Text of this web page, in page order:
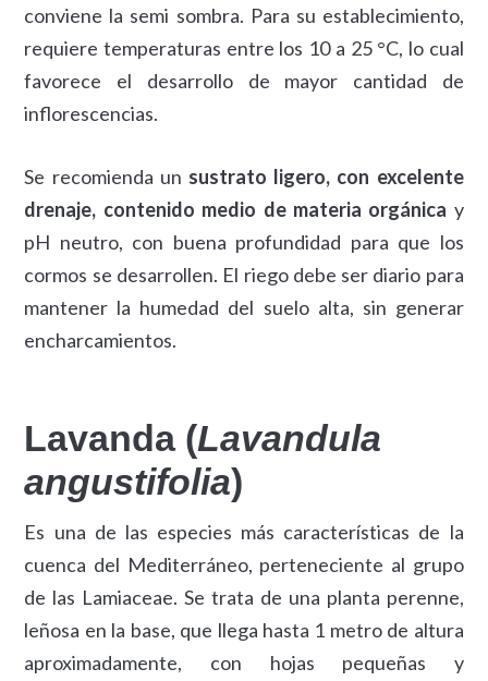
conviene la semi sombra. Para su establecimiento,
requiere temperaturas entre los 10 a 25 °C, lo cual
favorece el desarrollo de mayor cantidad de
inflorescencias.
Se recomienda un sustrato ligero, con excelente
drenaje, contenido medio de materia orgánica y
pH neutro, con buena profundidad para que los
cormos se desarrollen. El riego debe ser diario para
mantener la humedad del suelo alta, sin generar
encharcamientos.
Lavanda (Lavandula
angustifolia)
Es una de las especies más características de la
cuenca del Mediterráneo, perteneciente al grupo
de las Lamiaceae. Se trata de una planta perenne,
leñosa en la base, que llega hasta 1 metro de altura
aproximadamente, con hojas pequeñas y